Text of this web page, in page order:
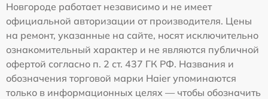
Новгороде работает независимо и не имеет
официальной авторизации от производителя. Цены
на ремонт, указанные на сайте, носят исключительно
ознакомительный характер и не являются публичной
офертой согласно п. 2 ст. 437 ГК РФ. Названия и
обозначения торговой марки Haier упоминаются
только в информационных целях — чтобы обозначить